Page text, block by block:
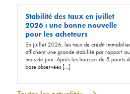
Stabilité des taux en juillet
2026 : une bonne nouvelle
pour les acheteurs
En juillet 2026, les taux de crédit
affichent une grande stabilité par rapport au
mois de juin. Après les hausses de 5 points
base observées […]